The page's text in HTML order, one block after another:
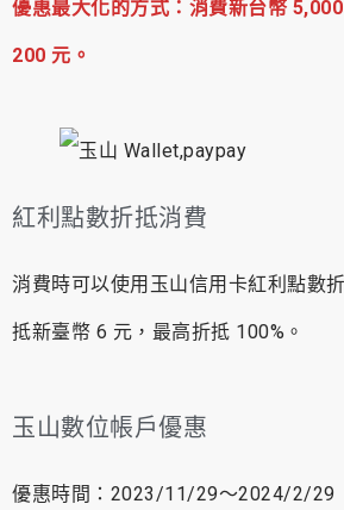
優惠最大化的方式：消費新台幣
200 元。
紅利點數折抵消費
消費時可以使用玉山信用卡紅利點數
抵新臺幣 6 元，最高折抵 100%。
玉山數位帳戶優惠
優惠時間：2023/11/29～2024/2/29